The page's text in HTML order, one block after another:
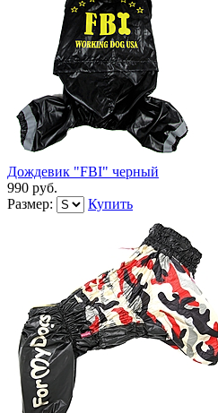
Дождевик "FBI" черный
990 руб.
Размер:
Купить